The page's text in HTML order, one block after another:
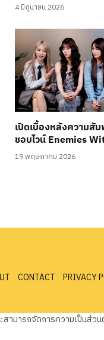
4 มิถุนายน 2026
เปิดเบื้องหลังความสั
ชอบไวน์ Enemies
19 พฤษภาคม 2026
CONTACT PRIVACY
สามารถจัดการความเป็นส่ว